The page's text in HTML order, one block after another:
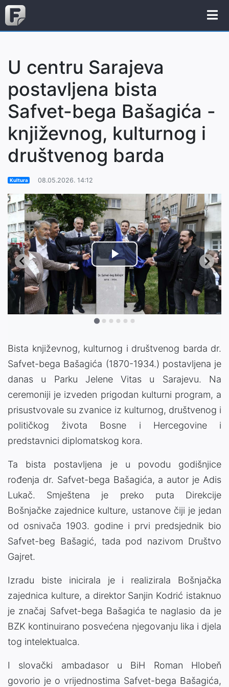
U centru Sarajeva
postavljena bista
Safvet-bega Bašagića -
književnog, kulturnog i
društvenog barda
Kultura 08.05.2026. 14:12
Play
Video
Bista književnog, kulturnog i društvenog barda dr.
Safvet-bega Bašagića (1870-1934.) postavljena je
danas u Parku Jelene Vitas u Sarajevu. Na
ceremoniji je izveden prigodan kulturni program, a
prisustvovale su zvanice iz kulturnog, društvenog i
političkog života Bosne i Hercegovine i
predstavnici diplomatskog kora.
Ta bista postavljena je u povodu godišnjice
rođenja dr. Safvet-bega Bašagića, a autor je Adis
Lukač. Smještena je preko puta Direkcije
Bošnjačke zajednice kulture, ustanove čiji je jedan
od osnivača 1903. godine i prvi predsjednik bio
Safvet-beg Bašagić, tada pod nazivom Društvo
Gajret.
Izradu biste inicirala je i realizirala Bošnjačka
zajednica kulture, a direktor Sanjin Kodrić istaknuo
je značaj Safvet-bega Bašagića te naglasio da je
BZK kontinuirano posvećena njegovanju lika i djela
tog intelektualca.
I slovački ambadasor u BiH Roman Hlobeň
govorio je o vrijednostima Safvet-bega Bašagića,